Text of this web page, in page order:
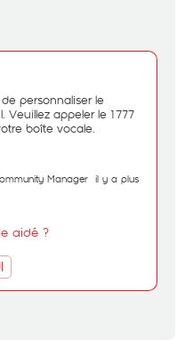
personnaliser le
Veuillez appeler le 1777
boîte vocale.
Manager il y a plus
aidé ?